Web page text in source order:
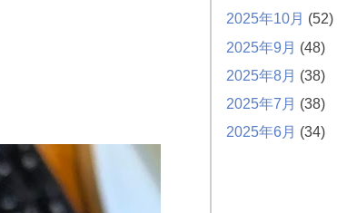
2025年10月 (52)
2025年9月 (48)
2025年8月 (38)
2025年7月 (38)
2025年6月 (34)